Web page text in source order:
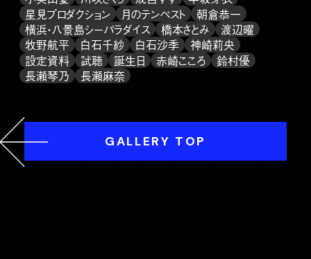
星見プロダクション
月のテンペスト
朝倉恭一
横浜・八景島シーパラダイス
橋本さとみ
渡辺曜
牧野航平
白石千紗 白石沙季
神崎莉央
設定資料
試聴 誕生日 赤崎こころ
鈴村優
長瀬琴乃
長瀬麻奈
GALLERY TOP